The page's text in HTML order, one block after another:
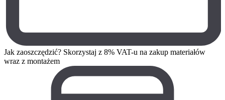
Jak zaoszczędzić? Skorzystaj z 8% VAT-u na zakup materiałów
wraz z montażem